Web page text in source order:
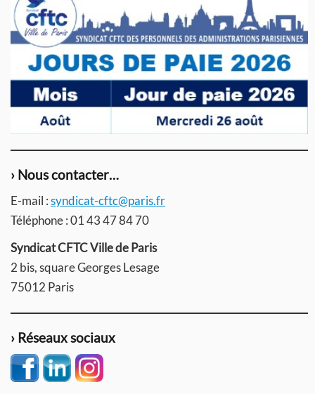
› Nous contacter…
E-mail :syndicat-cftc@paris.fr
Téléphone : 01 43 47 84 70
Syndicat CFTC Ville de Paris
2 bis, square Georges Lesage
75012 Paris
› Réseaux sociaux